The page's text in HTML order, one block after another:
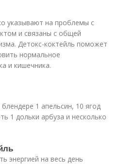
указывают на проблемы с
и связаны с общей
Детокс-коктейль поможет
нормальное
и кишечника.
1 апельсин, 10 ягод
1 дольки арбуза и несколько
энергией на весь день